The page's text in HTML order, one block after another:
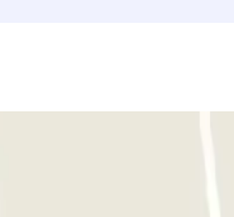
no se abre tras unos segundos coge un